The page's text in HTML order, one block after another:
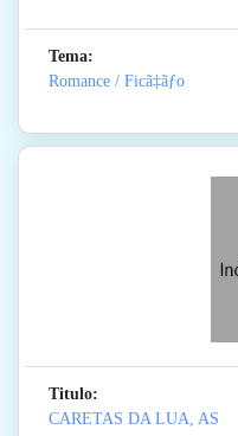
Tema:
Romance / Ficã‡ãƒo
Titulo:
CARETAS DA LUA, AS